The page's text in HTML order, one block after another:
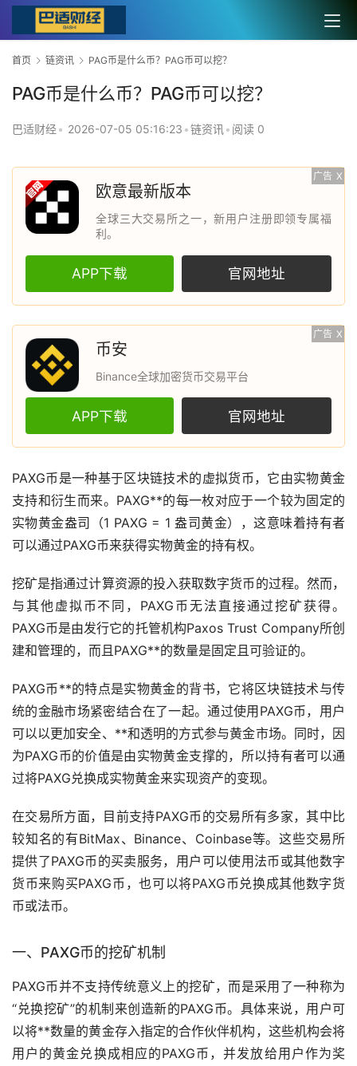
首页 链资讯 PAG币是什么币？PAG币可以挖？
PAG币是什么币？PAG币可以挖？
巴适财经• 2026-07-05 05:16:23 •链资讯 • 阅读 0
广告 X
欧意最新版本
全球三大交易所之一，新用户注册即领专属福
利。
APP下载 官网地址
广告 X
币安
Binance全球加密货币交易平台
APP下载 官网地址
PAXG币是一种基于区块链技术的虚拟货币，它由实物黄金
支持和衍生而来。PAXG**的每一枚对应于一个较为固定的
实物黄金盎司（1 PAXG = 1 盎司黄金），这意味着持有者
可以通过PAXG币来获得实物黄金的持有权。
挖矿是指通过计算资源的投入获取数字货币的过程。然而，
与其他虚拟币不同，PAXG币无法直接通过挖矿获得。
PAXG币是由发行它的托管机构Paxos Trust Company所创
建和管理的，而且PAXG**的数量是固定且可验证的。
PAXG币**的特点是实物黄金的背书，它将区块链技术与传
统的金融市场紧密结合在了一起。通过使用PAXG币，用户
可以以更加安全、**和透明的方式参与黄金市场。同时，因
为PAXG币的价值是由实物黄金支撑的，所以持有者可以通
过将PAXG兑换成实物黄金来实现资产的变现。
在交易所方面，目前支持PAXG币的交易所有多家，其中比
较知名的有BitMax、Binance、Coinbase等。这些交易所
提供了PAXG币的买卖服务，用户可以使用法币或其他数字
货币来购买PAXG币，也可以将PAXG币兑换成其他数字货
币或法币。
一、PAXG币的挖矿机制
PAXG币并不支持传统意义上的挖矿，而是采用了一种称为
“兑换挖矿”的机制来创造新的PAXG币。具体来说，用户可
以将**数量的黄金存入指定的合作伙伴机构，这些机构会将
用户的黄金兑换成相应的PAXG币，并发放给用户作为奖